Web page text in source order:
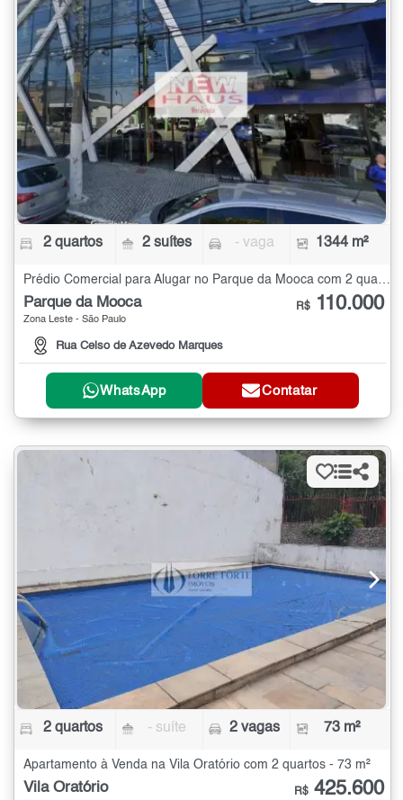
2 quartos 2 suítes - vaga 1344 m²
Prédio Comercial para Alugar no Parque da Mooca com 2 quartos - 1344 m²
Parque da Mooca
Zona Leste - São Paulo
Rua Celso de Azevedo Marques
R$ 110.000
WhatsApp Contatar
2 quartos - suíte 2 vagas 73 m²
Apartamento à Venda na Vila Oratório com 2 quartos - 73 m²
Vila Oratório R$ 425.600